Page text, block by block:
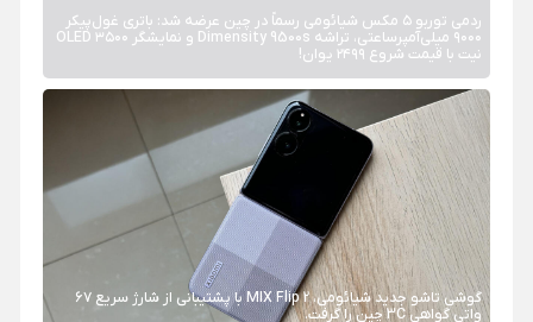
ردمی توربو ۵ مکس شیائومی رسماً در چین عرضه شد: باتری غول‌پیکر
۹۰۰۰ میلی‌آمپرساعتی، تراشه Dimensity 9500s و نمایشگر OLED ۳۵۰۰
نیت با قیمت شروع ۲۴۹۹ یوان!
گوشی تاشو جدید شیائومی، MIX Flip 2 با پشتیبانی از شارژ سریع ۶۷
واتی گواهی 3C چین را گرفت.